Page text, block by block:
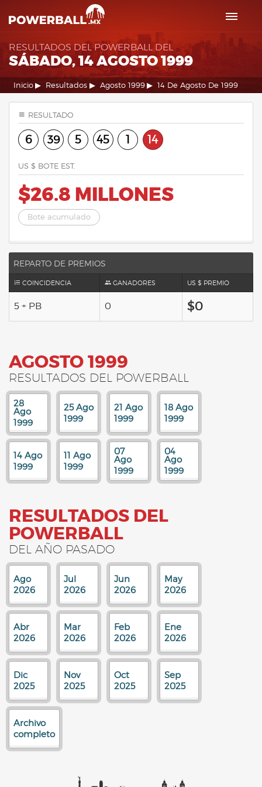
RESULTADOS DEL POWERBALL DEL
SÁBADO, 14 AGOSTO 1999
Inicio Resultados Agosto 1999 14 De Agosto De 1999
RESULTADO
6 39 5 45 1 14
US $ BOTE EST.
$26.8 MILLONES
Bote acumulado
REPARTO DE PREMIOS
COINCIDENCIA GANADORES US $ PREMIO
5 + PB 0 $0
AGOSTO 1999
RESULTADOS DEL POWERBALL
28
Ago
1999
25 Ago
1999
21 Ago
1999
18 Ago
1999
14 Ago
1999
11 Ago
1999
07
Ago
1999
04
Ago
1999
RESULTADOS DEL
POWERBALL
DEL AÑO PASADO
Ago
2026
Jul
2026
Jun
2026
May
2026
Abr
2026
Mar
2026
Feb
2026
Ene
2026
Dic
2025
Nov
2025
Oct
2025
Sep
2025
Archivo
completo